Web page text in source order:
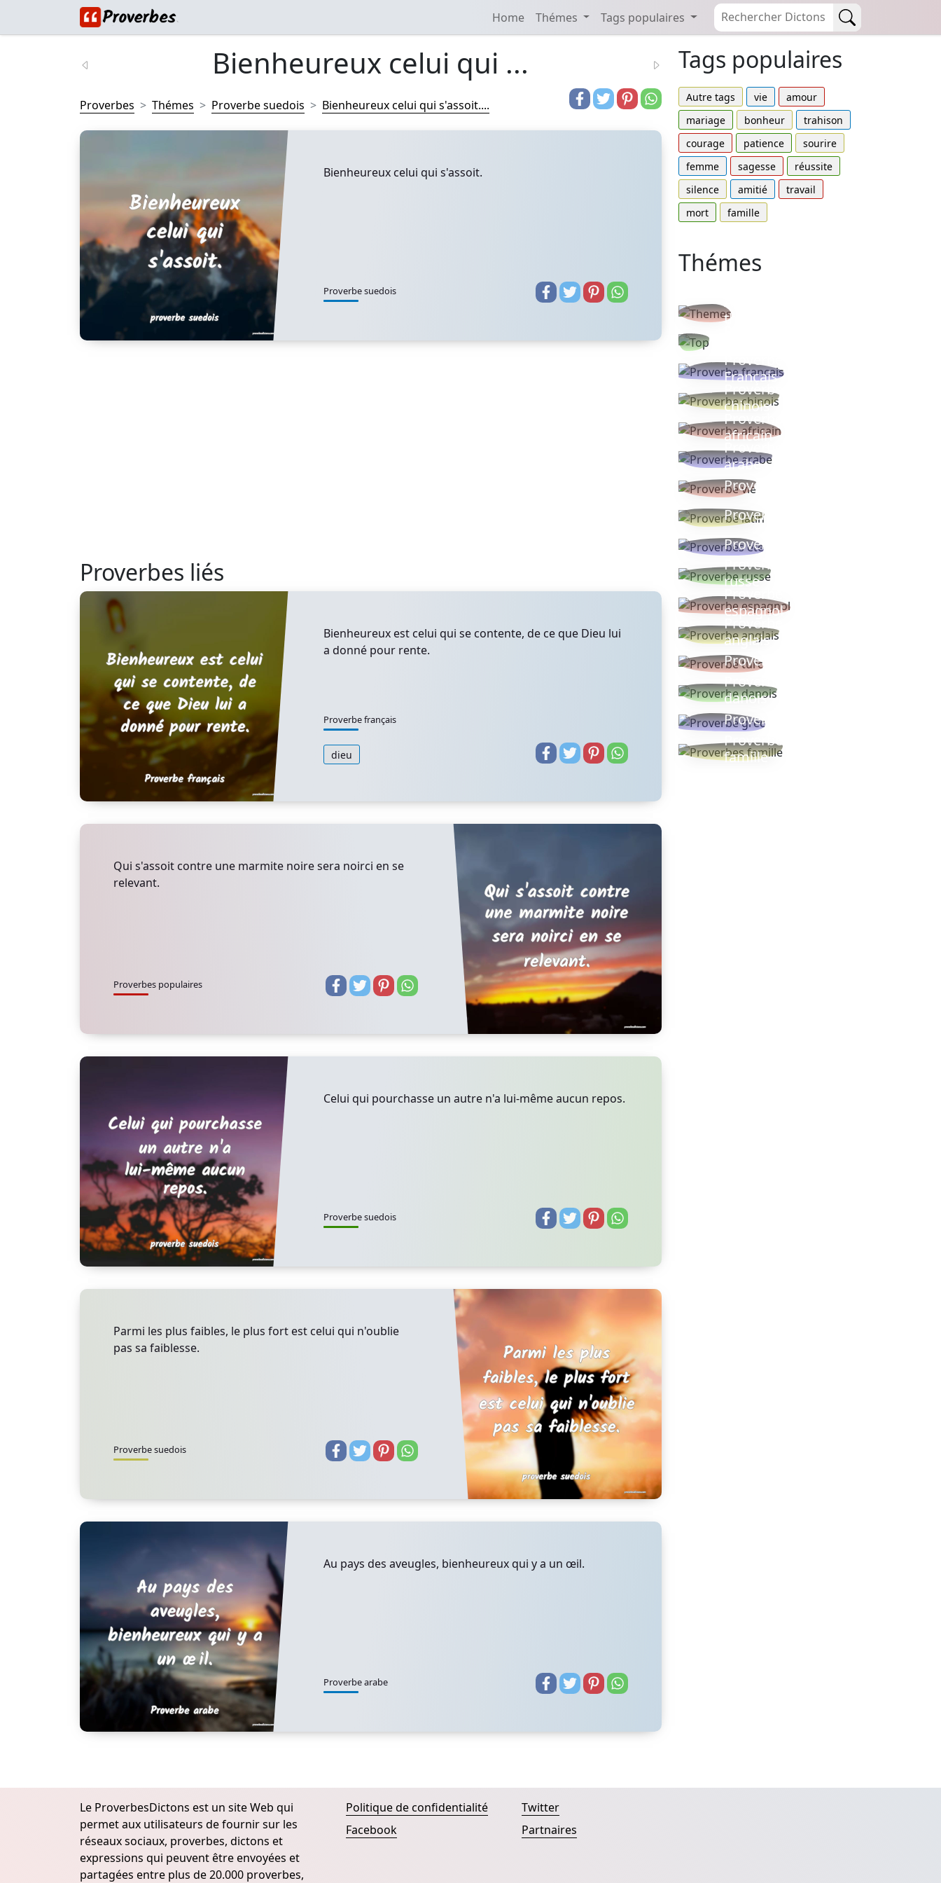
Home Thémes Tags populaires
Bienheureux celui qui ...
Proverbes Thémes Proverbe suedois Bienheureux celui qui s'assoit....
Bienheureux celui qui s'assoit.
Proverbe suedois
Proverbes liés
Bienheureux est celui qui se contente, de ce que Dieu lui
a donné pour rente.
Proverbe français
dieu
Qui s'assoit contre une marmite noire sera noirci en se
relevant.
Proverbes populaires
Celui qui pourchasse un autre n'a lui-même aucun repos.
Proverbe suedois
Parmi les plus faibles, le plus fort est celui qui n'oublie
pas sa faiblesse.
Proverbe suedois
Au pays des aveugles, bienheureux qui y a un œil.
Proverbe arabe
Tags populaires
Autre tags vie
amour
mariage
bonheur
trahison
courage
patience
sourire
femme
sagesse
réussite
silence
amitié
travail
mort
famille
Thémes
thèmes
Proverbe
Français
Proverbe
chinois
Proverbe
africain
Proverbe
arabe
Proverbe vie
Proverbe latin
Proverbes ete
Proverbe
russe
Proverbe
espagnol
Proverbe
anglais
Proverbe turc
Proverbe
danois
Proverbe grec
Proverbes
famille
Le ProverbesDictons est un site Web qui
permet aux utilisateurs de fournir sur les
réseaux sociaux, proverbes, dictons et
expressions qui peuvent être envoyées et
partagées entre plus de 20.000 proverbes,
Politique de confidentialité
Facebook
Twitter
Partnaires